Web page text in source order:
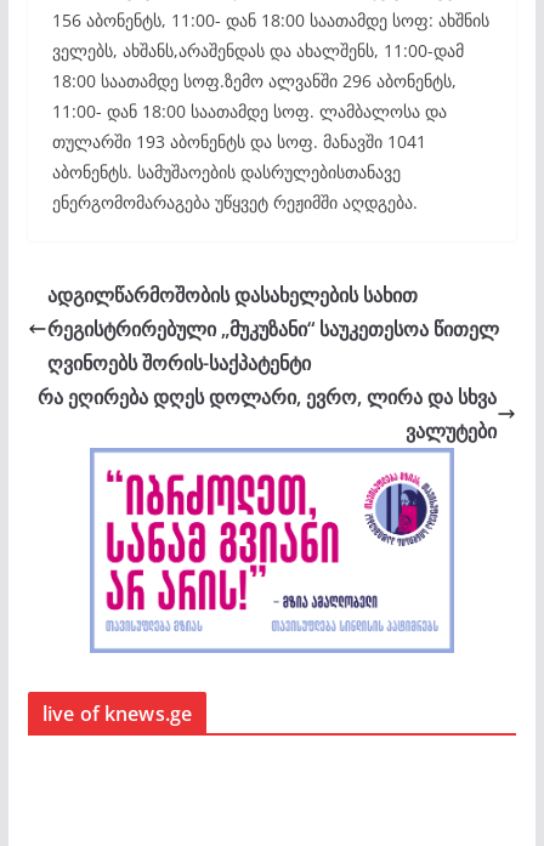
156 აბონენტს, 11:00- დან 18:00 საათამდე სოფ: ახშნის
ველებს, ახშანს,არაშენდას და ახალშენს, 11:00-დამ
18:00 საათამდე სოფ.ზემო ალვანში 296 აბონენტს,
11:00- დან 18:00 საათამდე სოფ. ლამბალოსა და
თულარში 193 აბონენტს და სოფ. მანავში 1041
აბონენტს. სამუშაოების დასრულებისთანავე
ენერგომომარაგება უწყვეტ რეჟიმში აღდგება.
ადგილწარმოშობის დასახელების სახით
რეგისტრირებული „მუკუზანი“ საუკეთესოა წითელ
ღვინოებს შორის-საქპატენტი
რა ეღირება დღეს დოლარი, ევრო, ლირა და სხვა
ვალუტები
live of knews.ge